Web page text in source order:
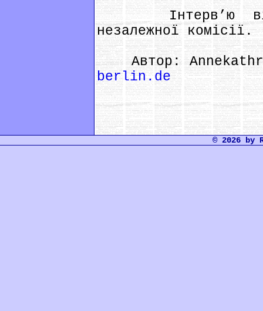
Інтерв’ю
незалежної комісії.
Автор:
berlin.de
© 2026 by